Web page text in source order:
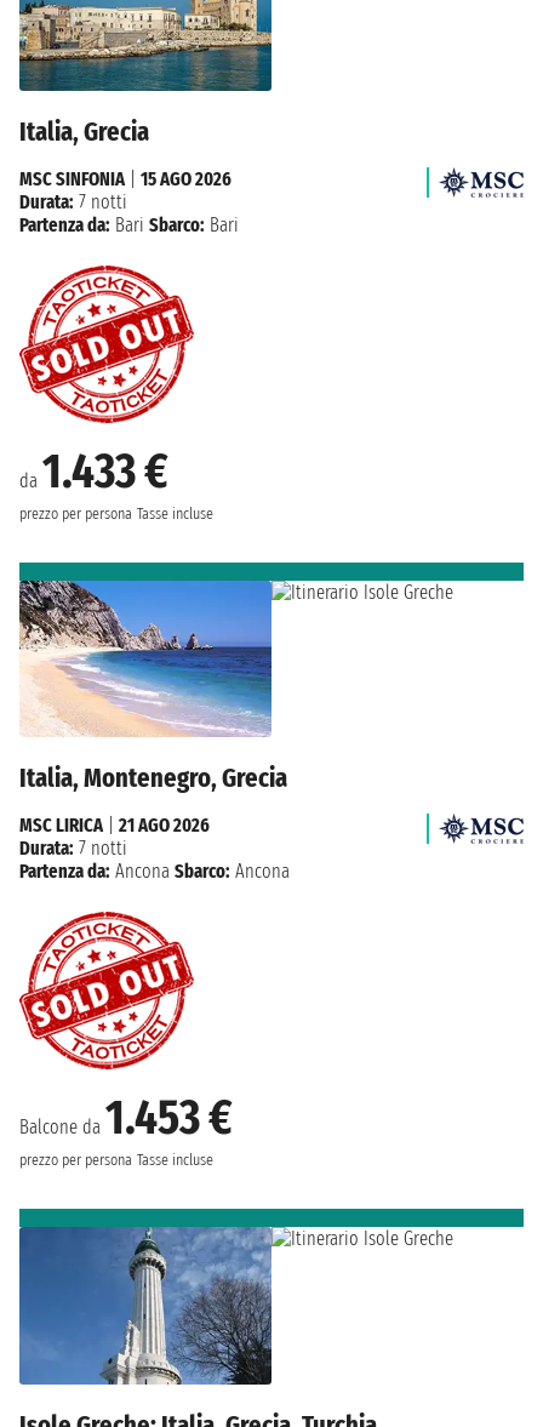
Italia, Grecia
da 1.433 €
prezzo per persona Tasse incluse
MSC SINFONIA
15 AGO 2026
Durata: 7 notti
Partenza da: Bari Sbarco: Bari
Italia, Montenegro, Grecia
Balcone da 1.453 €
prezzo per persona Tasse incluse
MSC LIRICA| 21 AGO 2026
Durata: 7 notti
Partenza da: Ancona Sbarco: Ancona